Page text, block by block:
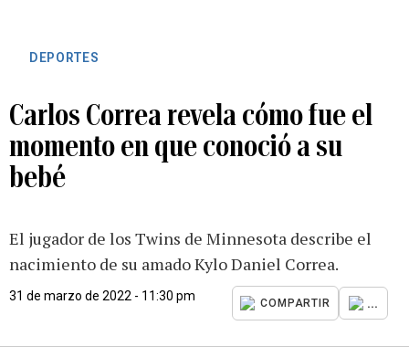
DEPORTES
Carlos Correa revela cómo fue el
momento en que conoció a su
bebé
El jugador de los Twins de Minnesota describe el
nacimiento de su amado Kylo Daniel Correa.
31 de marzo de 2022 - 11:30 pm
COMPARTIR ...